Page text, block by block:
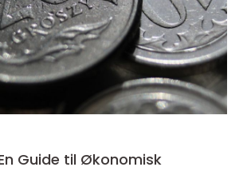
Guide til Økonomisk